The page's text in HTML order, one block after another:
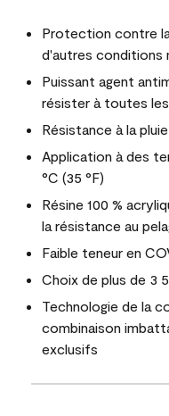
Protection contre
d'autres conditions
Puissant agent
résister à toutes
Résistance à la
Application à des
°C (35 °F)
Résine 100 %
la résistance au
Faible teneur en
Choix de plus de 3
Technologie de la
combinaison
exclusifs